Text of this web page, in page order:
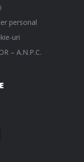
personal
uri
– A.N.P.C.